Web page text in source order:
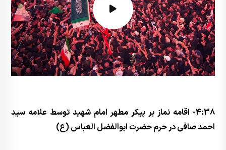
4:38- اقامه نماز بر پیکر مطهر امام شهید توسط علامه سید
احمد صافی در حرم حضرت ابوالفضل العباس (ع)